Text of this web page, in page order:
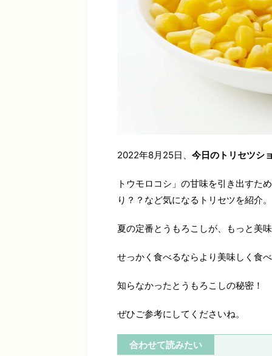
2022年8月25日、 今日のトリセツシ
トウモロコシ」の甘味を引き出すた
り？？など気になるトリセツを紹介。
夏の定番とうもろこしが、もっと美
せっかく食べるならより美味しく食
知らなかったとうもろこしの秘密！
ぜひご参考にしてくださいね。
合わせて読みたい